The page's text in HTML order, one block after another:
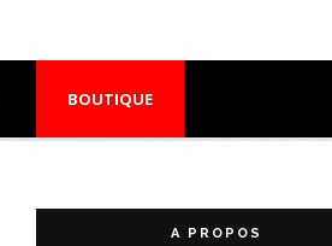
BOUTIQUE
A PROPOS